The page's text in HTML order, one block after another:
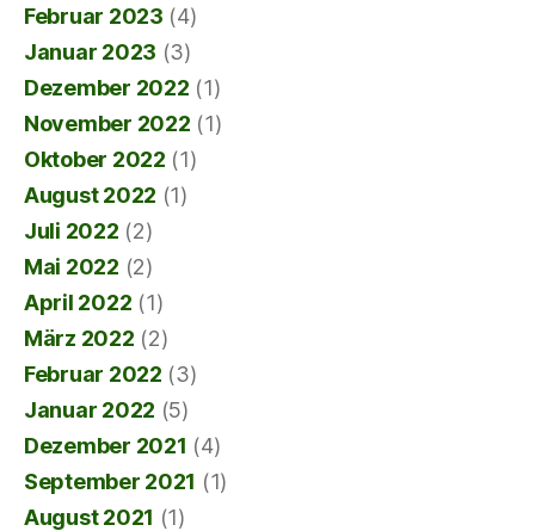
Februar 2023 (4)
Januar 2023 (3)
Dezember 2022 (1)
November 2022 (1)
Oktober 2022 (1)
August 2022 (1)
Juli 2022 (2)
Mai 2022 (2)
April 2022 (1)
März 2022 (2)
Februar 2022 (3)
Januar 2022 (5)
Dezember 2021 (4)
September 2021 (1)
August 2021 (1)